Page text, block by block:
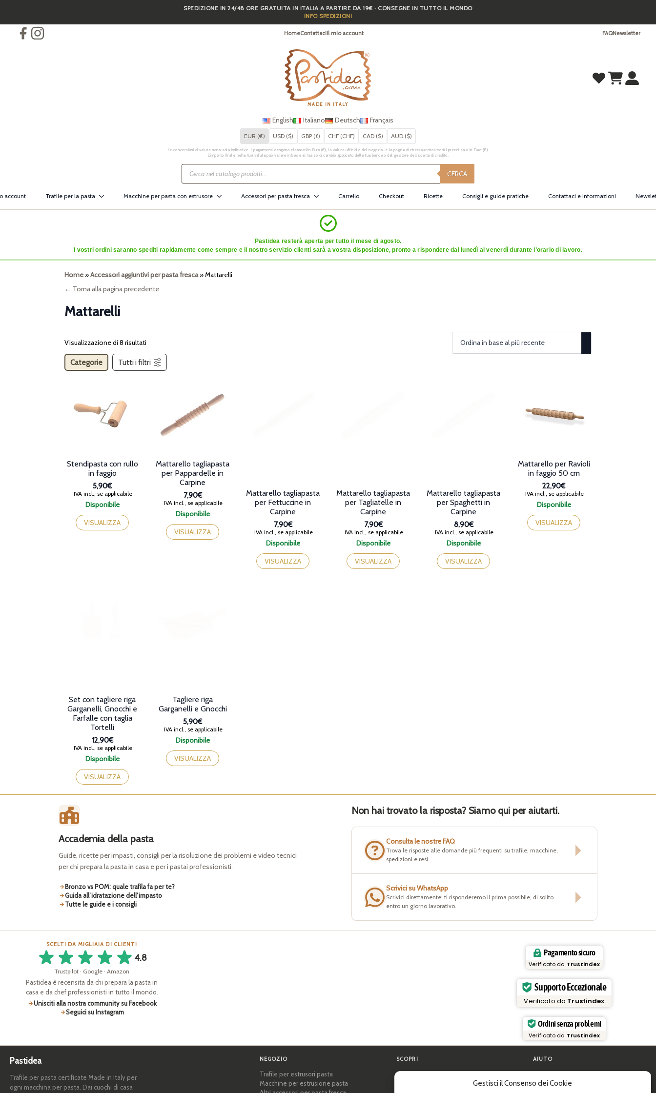
Gestisci il Consenso dei Cookie
content
SPEDIZIONE IN 24/48 ORE GRATUITA IN ITALIA A PARTIRE DA 19€ · CONSEGNE IN TUTTO IL MONDO
INFO SPEDIZIONI
HomeContattaciIl mio account FAQNewsletter
MADE IN ITALY
English Italiano Deutsch Français
EUR (€) USD ($) GBP (£) CHF (CHF) CAD ($) AUD ($)
Le conversioni di valuta sono solo indicative. I pagamenti vengono elaborati in Euro (€), la valuta ufficiale del negozio, e la pagina di checkout mostrerà i prezzi solo in Euro (€).
L’importo finale nella tua valuta può variare in base al tasso di cambio applicato dalla tua banca o dal gestore della carta di credito.
Ricerca
prodotti CERCA
account Trafile per la pasta Macchine per pasta con estrusore Accessori per pasta fresca Carrello Checkout Ricette Consigli e guide pratiche Contattaci e informazioni
Pastidea resterà aperta per tutto il mese di agosto.
I vostri ordini saranno spediti rapidamente come sempre e il nostro servizio clienti sarà a vostra disposizione, pronto a rispondere dal lunedì al venerdì durante l’orario di lavoro.
Home»Accessori aggiuntivi per pasta fresca»Mattarelli
← Torna alla pagina precedente
Mattarelli
Visualizzazione di 8 risultati
Categorie Tutti i filtri
Disponibile
Stendipasta con rullo
in faggio
5,90€
IVA incl., se applicabile
VISUALIZZA
Disponibile
Mattarello tagliapasta
per Pappardelle in
Carpine
7,90€
IVA incl., se applicabile
VISUALIZZA
Disponibile
Mattarello tagliapasta
per Fettuccine in
Carpine
7,90€
IVA incl., se applicabile
VISUALIZZA
Disponibile
Mattarello tagliapasta
per Tagliatelle in
Carpine
7,90€
IVA incl., se applicabile
VISUALIZZA
Disponibile
Mattarello tagliapasta
per Spaghetti in
Carpine
8,90€
IVA incl., se applicabile
VISUALIZZA
Disponibile
Mattarello per Ravioli
in faggio 50 cm
22,90€
IVA incl., se applicabile
VISUALIZZA
Disponibile
Set con tagliere riga
Garganelli, Gnocchi e
Farfalle con taglia
Tortelli
12,90€
IVA incl., se applicabile
VISUALIZZA
Disponibile
Tagliere riga
Garganelli e Gnocchi
5,90€
IVA incl., se applicabile
VISUALIZZA
Accademia della pasta
Guide, ricette per impasti, consigli per la risoluzione dei problemi e video tecnici
per chi prepara la pasta in casa e per i pastai professionisti.
Bronzo vs POM: quale trafila fa per te?
Guida all’idratazione dell’impasto
Tutte le guide e i consigli
Non hai trovato la risposta? Siamo qui per aiutarti.
Consulta le nostre FAQ
Trova le risposte alle domande più frequenti su trafile, macchine,
spedizioni e resi.
Scrivici su WhatsApp
Scrivici direttamente: ti risponderemo il prima possibile, di solito
entro un giorno lavorativo.
SCELTI DA MIGLIAIA DI CLIENTI
4.8
Trustpilot · Google · Amazon
Pastidea è recensita da chi prepara la pasta in
casa e da chef professionisti in tutto il mondo.
Unisciti alla nostra community su Facebook
Seguici su Instagram
Pagamento sicuro
Verificato da Trustindex
Supporto Eccezionale
Verificato da Trustindex
Ordini senza problemi
Verificato da Trustindex
Pastidea
Trafile per pasta certificate Made in Italy per
ogni macchina per pasta. Dai cuochi di casa
NEGOZIO
Trafile per estrusori pasta
Macchine per estrusione pasta
SCOPRI
Certificazioni
AIUTO
Contattaci